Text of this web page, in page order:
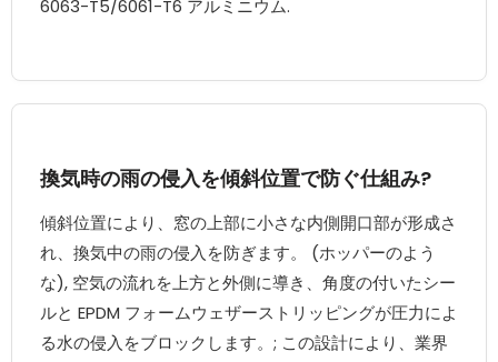
6063-T5/6061-T6 アルミニウム.
換気時の雨の侵入を傾斜位置で防ぐ仕組み?
傾斜位置により、窓の上部に小さな内側開口部が形成さ
れ、換気中の雨の侵入を防ぎます。 (ホッパーのよう
な), 空気の流れを上方と外側に導き、角度の付いたシー
ルと EPDM フォームウェザーストリッピングが圧力によ
る水の侵入をブロックします。; この設計により、業界